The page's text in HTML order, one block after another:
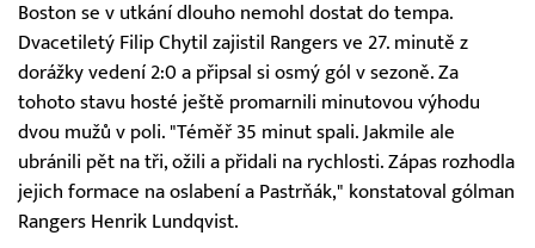
Boston se v utkání dlouho nemohl dostat do tempa.
Dvacetiletý Filip Chytil zajistil Rangers ve 27. minutě z
dorážky vedení 2:0 a připsal si osmý gól v sezoně. Za
tohoto stavu hosté ještě promarnili minutovou výhodu
dvou mužů v poli. "Téměř 35 minut spali. Jakmile ale
ubránili pět na tři, ožili a přidali na rychlosti. Zápas rozhodla
jejich formace na oslabení a Pastrňák," konstatoval gólman
Rangers Henrik Lundqvist.